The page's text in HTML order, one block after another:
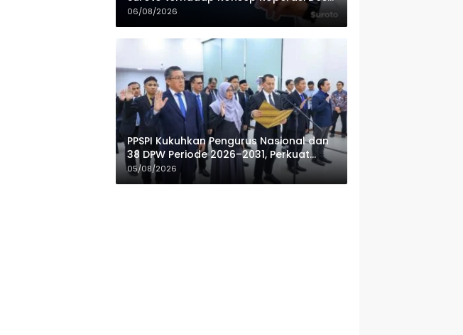
Merah Putih
06/08/2026
PPSPI Kukuhkan Pengurus Nasional dan
38 DPW Periode 2026–2031, Perkuat
Profesionalisme Sektor Publik
05/08/2026